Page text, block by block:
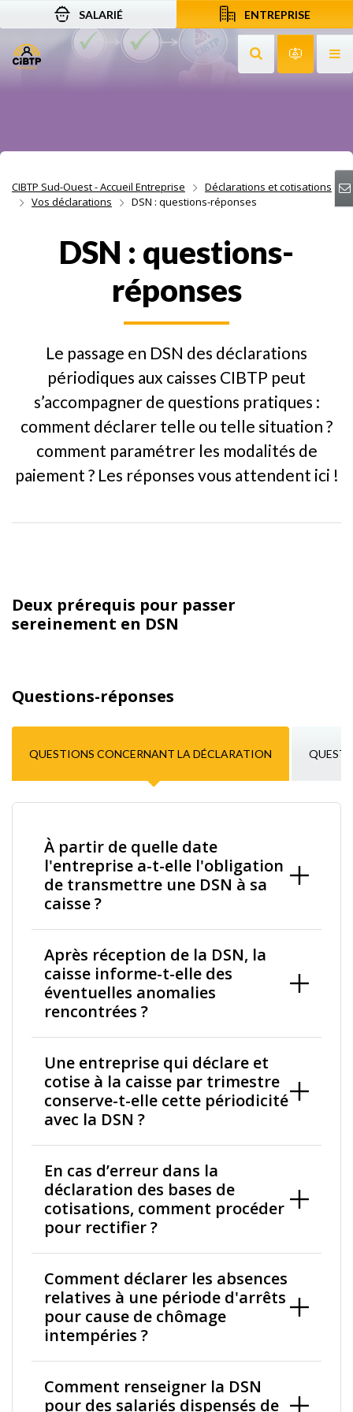
Aller au contenu
Aller à la recherche
Aller à la navigation
SALARIÉ ENTREPRISE
Rechercher sur
CIBTP Sud-Ouest - Accueil Entreprise
Déclarations et cotisations
Vos déclarations
DSN : questions-réponses
DSN : questions-
réponses
Le passage en DSN des déclarations
périodiques aux caisses CIBTP peut
s’accompagner de questions pratiques :
comment déclarer telle ou telle situation ?
comment paramétrer les modalités de
paiement ? Les réponses vous attendent ici !
Deux prérequis pour passer
sereinement en DSN
Questions-réponses
QUESTIONS CONCERNANT LA DÉCLARATION
À partir de quelle date
l'entreprise a-t-elle l'obligation
de transmettre une DSN à sa
caisse ?
Après réception de la DSN, la
caisse informe-t-elle des
éventuelles anomalies
rencontrées ?
Une entreprise qui déclare et
cotise à la caisse par trimestre
conserve-t-elle cette périodicité
avec la DSN ?
En cas d’erreur dans la
déclaration des bases de
cotisations, comment procéder
pour rectifier ?
Comment déclarer les absences
relatives à une période d'arrêts
pour cause de chômage
intempéries ?
Comment renseigner la DSN
pour des salariés dispensés de